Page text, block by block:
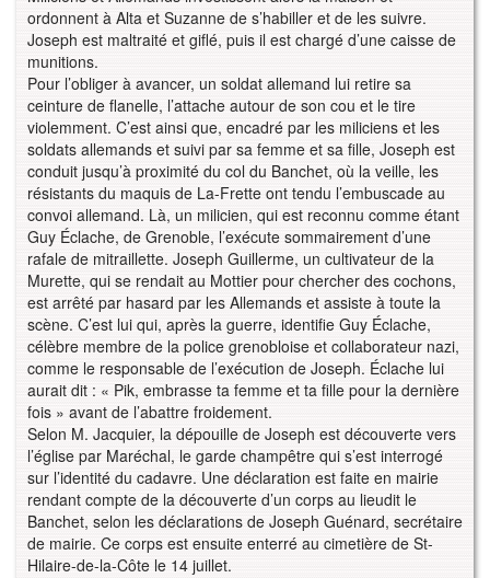
ordonnent à Alta et Suzanne de s’habiller et de les suivre.
Joseph est maltraité et giflé, puis il est chargé d’une caisse de
munitions.
Pour l’obliger à avancer, un soldat allemand lui retire sa
ceinture de flanelle, l’attache autour de son cou et le tire
violemment. C’est ainsi que, encadré par les miliciens et les
soldats allemands et suivi par sa femme et sa fille, Joseph est
conduit jusqu’à proximité du col du Banchet, où la veille, les
résistants du maquis de La-Frette ont tendu l’embuscade au
convoi allemand. Là, un milicien, qui est reconnu comme étant
Guy Éclache, de Grenoble, l’exécute sommairement d’une
rafale de mitraillette. Joseph Guillerme, un cultivateur de la
Murette, qui se rendait au Mottier pour chercher des cochons,
est arrêté par hasard par les Allemands et assiste à toute la
scène. C’est lui qui, après la guerre, identifie Guy Éclache,
célèbre membre de la police grenobloise et collaborateur nazi,
comme le responsable de l’exécution de Joseph. Éclache lui
aurait dit : « Pik, embrasse ta femme et ta fille pour la dernière
fois » avant de l’abattre froidement.
Selon M. Jacquier, la dépouille de Joseph est découverte vers
l’église par Maréchal, le garde champêtre qui s’est interrogé
sur l’identité du cadavre. Une déclaration est faite en mairie
rendant compte de la découverte d’un corps au lieudit le
Banchet, selon les déclarations de Joseph Guénard, secrétaire
de mairie. Ce corps est ensuite enterré au cimetière de St-
Hilaire-de-la-Côte le 14 juillet.